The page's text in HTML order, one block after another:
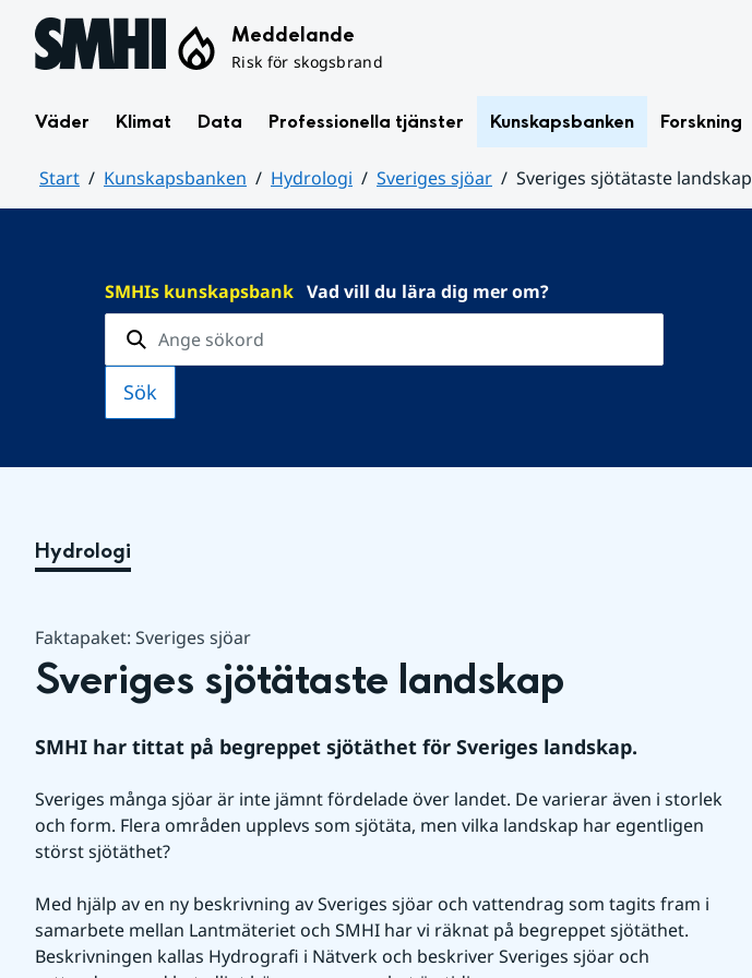
Hoppa till sidans innehåll Meddelande
Risk för skogsbrand
Väder Klimat Data Professionella tjänster Kunskapsbanken Forskning
Start Kunskapsbanken Hydrologi Sveriges sjöar
Sveriges sjötätaste landskap
SMHIs kunskapsbank Vad vill du lära dig mer om?
Hydrologi
Faktapaket: Sveriges sjöar
Sveriges sjötätaste landskap
SMHI har tittat på begreppet sjötäthet för Sveriges landskap.
Sveriges många sjöar är inte jämnt fördelade över landet. De varierar även i storlek
och form. Flera områden upplevs som sjötäta, men vilka landskap har egentligen
störst sjötäthet?
Med hjälp av en ny beskrivning av Sveriges sjöar och vattendrag som tagits fram i
samarbete mellan Lantmäteriet och SMHI har vi räknat på begreppet sjötäthet.
Beskrivningen kallas Hydrografi i Nätverk och beskriver Sveriges sjöar och